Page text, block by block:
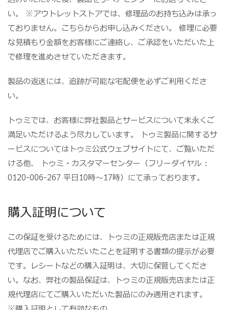
い。 ※アウトレットストアでは、修理品のお持ち込みは承っ
ておりません。こちらからお申し込みください。 修理に必要
な見積もり金額をお客様にご連絡し、ご承認をいただいた上
で修理を進めさせていただきます。
製品の返送には、追跡が可能な宅配便を必ずご利用くださ
い。
トゥミでは、お客様に弊社製品とサービスについて末永くご
満足いただけるよう尽力しています。 トゥミ製品に関するサ
ービスについてはトゥミ公式ウェブサイトにて、ご覧いただ
ける他、 トゥミ・カスタマーセンター（フリーダイヤル：
0120-006-267 平日10時～17時）にて承っております。
購入証明について
この保証を受けるためには、トゥミの正規販売店または正規
代理店でご購入いただいたことを証明する書類の提示が必要
です。レシートなどの購入証明は、大切に保管してくださ
い。なお、弊社の製品保証は、トゥミの正規販売店または正
規代理店にてご購入いただいた製品にのみ適用されます。